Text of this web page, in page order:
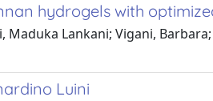
hydrogels with
Lankani; Vigani,
Luini